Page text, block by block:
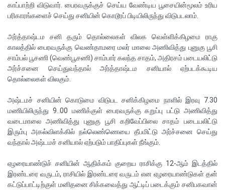
காப்பாற்றி விடுவார். பைரவருக்குச் செய்ய வேண்டிய பூசையின்மூலம் உரிய
பரிகாரங்களைச் செய்து சனியின் கொடூரப் பிடியிலிருந்து விடுபடலாம்.
அர்த்தாஷ்டம சனி தரும் தொல்லைகள் விலக வெள்ளிக்கிழமை ராகு
காலத்தில் பைரவருக்கு வெண்தாமரை மலர் மாலை அணிவித்து புனுகு பூசி
சாம்பல் பூசணி (வெண்பூசணி) சாம்பார் கலந்த சாதம், அதிரசம் படையலிட்டு
அர்ச்சனை செய்துவந்தால் அர்த்தாஷ்டம சனியால் ஏற்படக்கூடிய
தொல்லைகள் விலகும்.
அஷ்டமச் சனியின் கொடுமை விடுபட சனிக்கிழமை நாளில் இரவு 7.30
மணியிலிருந்து 9..00 மணிக்குள் பைரவருக்கு கறுப்பு பட்டு அணிவித்து
வடைமாலை அணிவித்து புனுகு பூசி கறிவேப்பிலை சாதம் படையலிட்டு
இரும்பு அகல்விளக்கில் நல்லெண்ணெயை தீபமிட்டு அர்ச்சனை செய்து
வந்தால் அஷ்டமச் சனியால் ஏற்படும் பாதிப்புகள் நீங்கும்.
ஏழரையாண்டுச் சனியின் ஆதிக்கம் குறைய ராசிக்கு 12-ஆம் இடத்தில்
இரண்டரை வருடம், ராசியில் இரண்டரை வருடம் என ஏழரையாண்டுகள் தன்
கட்டுப்பாட்டிற்குள் மனிதனை சிக்கவைத்து ஆட்டிப் படைக்கும் சனிபகவான்